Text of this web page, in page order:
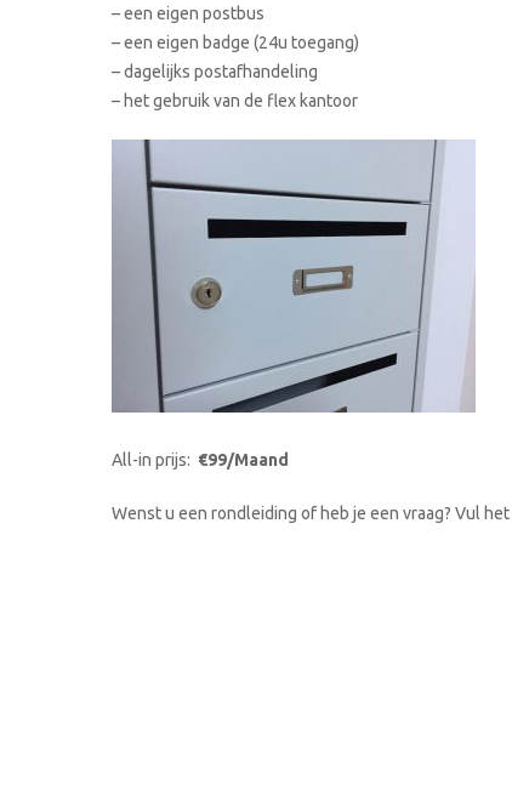
– een eigen postbus
– een eigen badge (24u toegang)
– dagelijks postafhandeling
– het gebruik van de flex kantoor
All-in prijs: €99/Maand
Wenst u een rondleiding of heb je een vraag? Vul het